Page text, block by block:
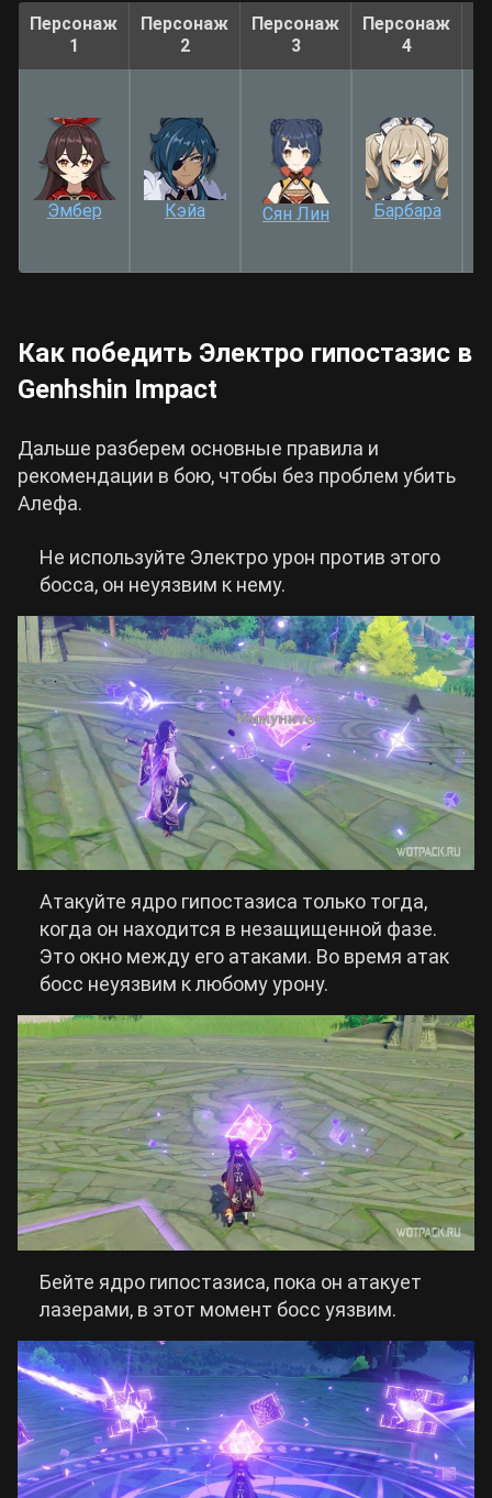
Персонаж
1
Персонаж
2
Персонаж
3
Персонаж
4
Эмбер Кэйа Сян Лин Барбара
Как победить Электро гипостазис в
Genhshin Impact
Дальше разберем основные правила и
рекомендации в бою, чтобы без проблем убить
Алефа.
Не используйте Электро урон против этого
босса, он неуязвим к нему.
Атакуйте ядро гипостазиса только тогда,
когда он находится в незащищенной фазе.
Это окно между его атаками. Во время атак
босс неуязвим к любому урону.
Бейте ядро гипостазиса, пока он атакует
лазерами, в этот момент босс уязвим.